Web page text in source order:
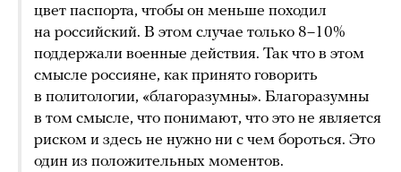
цвет паспорта, чтобы он меньше походил
на российский. В этом случае только 8–10%
поддержали военные действия. Так что в этом
смысле россияне, как принято говорить
в политологии, «благоразумны». Благоразумны
в том смысле, что понимают, что это не является
риском и здесь не нужно ни с чем бороться. Это
один из положительных моментов.